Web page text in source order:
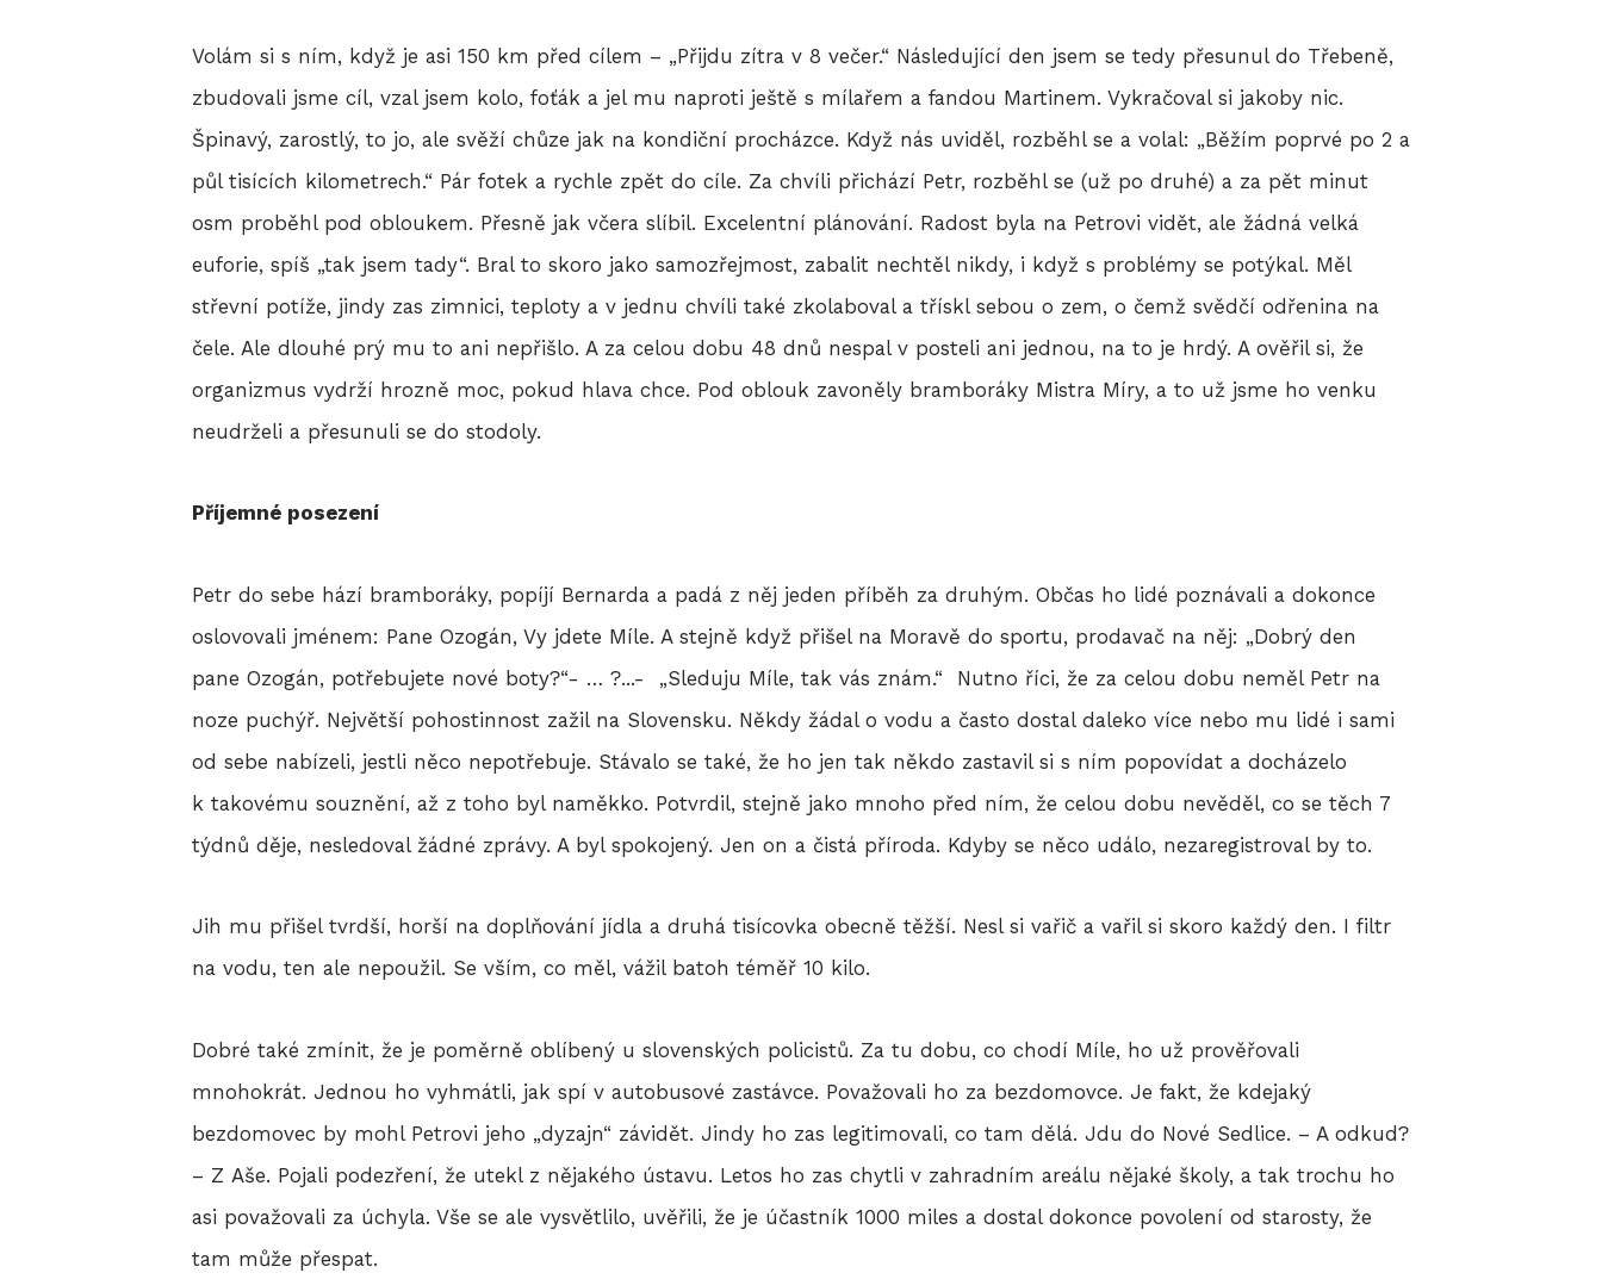
Volám si s ním, když je asi 150 km před cílem – „Přijdu zítra v 8 večer.“ Následující den jsem se tedy přesunul do Třebeně,
zbudovali jsme cíl, vzal jsem kolo, foťák a jel mu naproti ještě s mílařem a fandou Martinem. Vykračoval si jakoby nic.
Špinavý, zarostlý, to jo, ale svěží chůze jak na kondiční procházce. Když nás uviděl, rozběhl se a volal: „Běžím poprvé po 2 a
půl tisících kilometrech.“ Pár fotek a rychle zpět do cíle. Za chvíli přichází Petr, rozběhl se (už po druhé) a za pět minut
osm proběhl pod obloukem. Přesně jak včera slíbil. Excelentní plánování. Radost byla na Petrovi vidět, ale žádná velká
euforie, spíš „tak jsem tady“. Bral to skoro jako samozřejmost, zabalit nechtěl nikdy, i když s problémy se potýkal. Měl
střevní potíže, jindy zas zimnici, teploty a v jednu chvíli také zkolaboval a třískl sebou o zem, o čemž svědčí odřenina na
čele. Ale dlouhé prý mu to ani nepřišlo. A za celou dobu 48 dnů nespal v posteli ani jednou, na to je hrdý. A ověřil si, že
organizmus vydrží hrozně moc, pokud hlava chce. Pod oblouk zavoněly bramboráky Mistra Míry, a to už jsme ho venku
neudrželi a přesunuli se do stodoly.
Příjemné posezení
Petr do sebe hází bramboráky, popíjí Bernarda a padá z něj jeden příběh za druhým. Občas ho lidé poznávali a dokonce
oslovovali jménem: Pane Ozogán, Vy jdete Míle. A stejně když přišel na Moravě do sportu, prodavač na něj: „Dobrý den
pane Ozogán, potřebujete nové boty?“- … ?...- „Sleduju Míle, tak vás znám.“ Nutno říci, že za celou dobu neměl Petr na
noze puchýř. Největší pohostinnost zažil na Slovensku. Někdy žádal o vodu a často dostal daleko více nebo mu lidé i sami
od sebe nabízeli, jestli něco nepotřebuje. Stávalo se také, že ho jen tak někdo zastavil si s ním popovídat a docházelo
k takovému souznění, až z toho byl naměkko. Potvrdil, stejně jako mnoho před ním, že celou dobu nevěděl, co se těch 7
týdnů děje, nesledoval žádné zprávy. A byl spokojený. Jen on a čistá příroda. Kdyby se něco událo, nezaregistroval by to.
Jih mu přišel tvrdší, horší na doplňování jídla a druhá tisícovka obecně těžší. Nesl si vařič a vařil si skoro každý den. I filtr
na vodu, ten ale nepoužil. Se vším, co měl, vážil batoh téměř 10 kilo.
Dobré také zmínit, že je poměrně oblíbený u slovenských policistů. Za tu dobu, co chodí Míle, ho už prověřovali
mnohokrát. Jednou ho vyhmátli, jak spí v autobusové zastávce. Považovali ho za bezdomovce. Je fakt, že kdejaký
bezdomovec by mohl Petrovi jeho „dyzajn“ závidět. Jindy ho zas legitimovali, co tam dělá. Jdu do Nové Sedlice. – A odkud?
– Z Aše. Pojali podezření, že utekl z nějakého ústavu. Letos ho zas chytli v zahradním areálu nějaké školy, a tak trochu ho
asi považovali za úchyla. Vše se ale vysvětlilo, uvěřili, že je účastník 1000 miles a dostal dokonce povolení od starosty, že
tam může přespat.